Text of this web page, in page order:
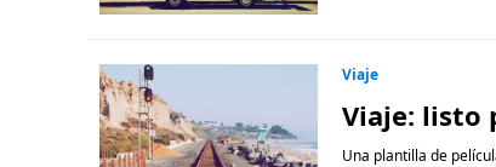
Viaje
Viaje: listo
Una plantilla de